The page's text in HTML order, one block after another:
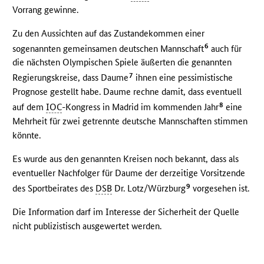
Vorrang gewinne.
Zu den Aussichten auf das Zustandekommen einer
sogenannten gemeinsamen deutschen Mannschaft6 auch für
die nächsten Olympischen Spiele äußerten die genannten
Regierungskreise, dass Daume7 ihnen eine pessimistische
Prognose gestellt habe. Daume rechne damit, dass eventuell
auf demIOC-Kongress in Madrid im kommenden Jahr8 eine
Mehrheit für zwei getrennte deutsche Mannschaften stimmen
könnte.
Es wurde aus den genannten Kreisen noch bekannt, dass als
eventueller Nachfolger für Daume der derzeitige Vorsitzende
des Sportbeirates des DSB Dr. Lotz/Würzburg9 vorgesehen ist.
Die Information darf im Interesse der Sicherheit der Quelle
nicht publizistisch ausgewertet werden.